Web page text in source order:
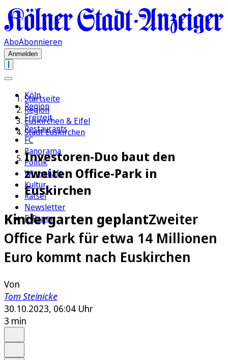
AboAbonnieren
Anmelden
Köln
Region
Freizeit
Restaurants
FC
Panorama
Politik
Wirtschaft
Kultur
Rätsel
Newsletter
E-Paper
Startseite
Region
Euskirchen & Eifel
Stadt Euskirchen
Investoren-Duo baut den
zweiten Office-Park in
Euskirchen
Kindergarten geplantZweiter
Office Park für etwa 14 Millionen
Euro kommt nach Euskirchen
Von
Tom Steinicke
30.10.2023, 06:04 Uhr
3 min